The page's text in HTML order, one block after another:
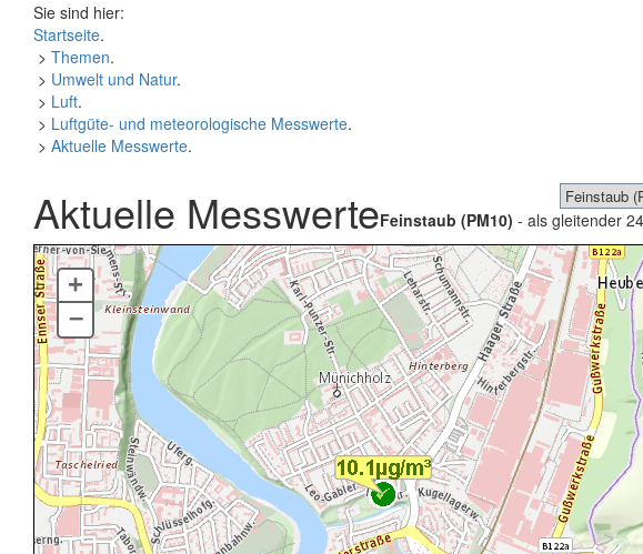
Sie sind hier:
Startseite.
> Themen.
> Umwelt und Natur.
> Luft.
> Luftgüte- und meteorologische Messwerte.
> Aktuelle Messwerte.
Aktuelle MesswerteFeinstaub (PM10) - als gleitender
+
–